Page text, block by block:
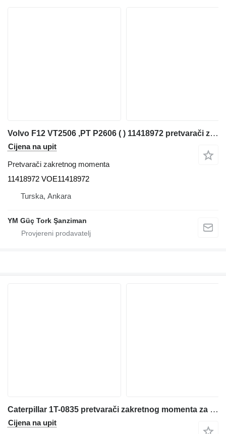
Volvo F12 VT2506 ,PT P2606 ( ) 11418972 pretvarači zakretnog momenta za Volvo VOLVO F12 FL12 FM9 FM12 11418972 zglobnog dampera
Cijena na upit
Pretvarači zakretnog momenta
11418972 VOE11418972
Turska, Ankara
YM Güç Tork Şanziman
Caterpillar 1T-0835 pretvarači zakretnog momenta za Caterpillar 980 prednjeg utovarivača
Cijena na upit